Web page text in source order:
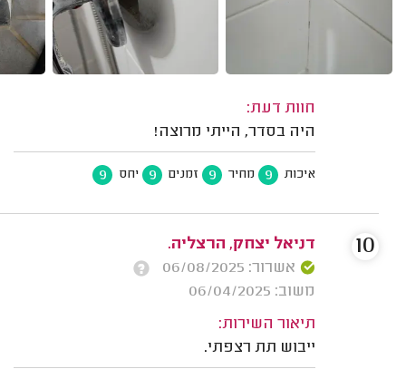
חוות דעת:
היה בסדר, הייתי מרוצה!
איכות 9 מחיר 9 זמנים 9 יחס 9
דניאל יצחק, הרצליה.
אשרור: 06/08/2025
משוב: 06/04/2025
תיאור השירות:
ייבוש תת רצפתי.
10